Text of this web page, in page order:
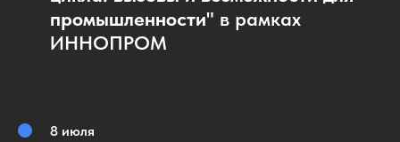
промышленности" в рамках
ИННОПРОМ
8 июля